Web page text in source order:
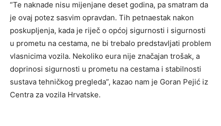
“Te naknade nisu mijenjane deset godina, pa smatram da
je ovaj potez sasvim opravdan. Tih petnaestak nakon
poskupljenja, kada je riječ o općoj sigurnosti i sigurnosti
u prometu na cestama, ne bi trebalo predstavljati problem
vlasnicima vozila. Nekoliko eura nije značajan trošak, a
doprinosi sigurnosti u prometu na cestama i stabilnosti
sustava tehničkog pregleda”, kazao nam je Goran Pejić iz
Centra za vozila Hrvatske.